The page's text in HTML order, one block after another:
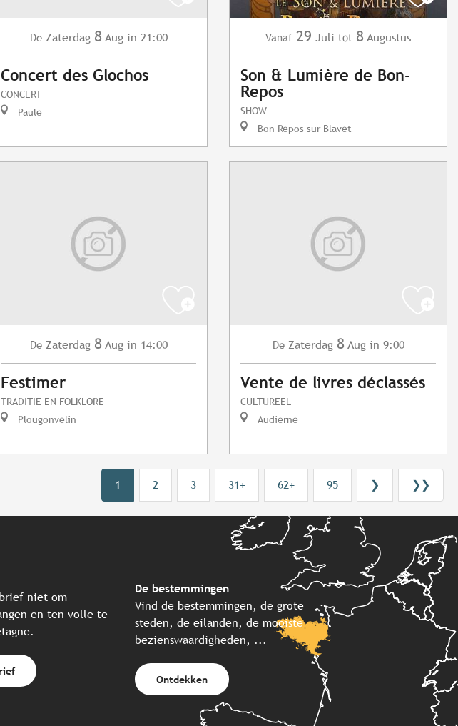
De Zaterdag 8 Aug in 21:00
Concert des Glochos
CONCERT
Paule
Vanaf 29 Juli tot 8 Augustus
Son & Lumière de Bon-
Repos
SHOW
Bon Repos sur Blavet
De Zaterdag 8 Aug in 14:00
Festimer
TRADITIE EN FOLKLORE
Plougonvelin
De Zaterdag 8 Aug in 9:00
Vente de livres déclassés
CULTUREEL
Audierne
1 2 3 31+ 62+ 95 ❯ ❯❯
niet om
en ten volle te
De bestemmingen
Vind de bestemmingen, de grote
steden, de eilanden, de mooiste
bezienswaardigheden, ...
Ontdekken